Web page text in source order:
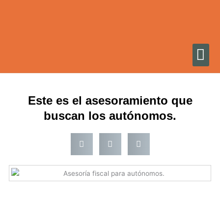
Este es el asesoramiento que
buscan los autónomos.